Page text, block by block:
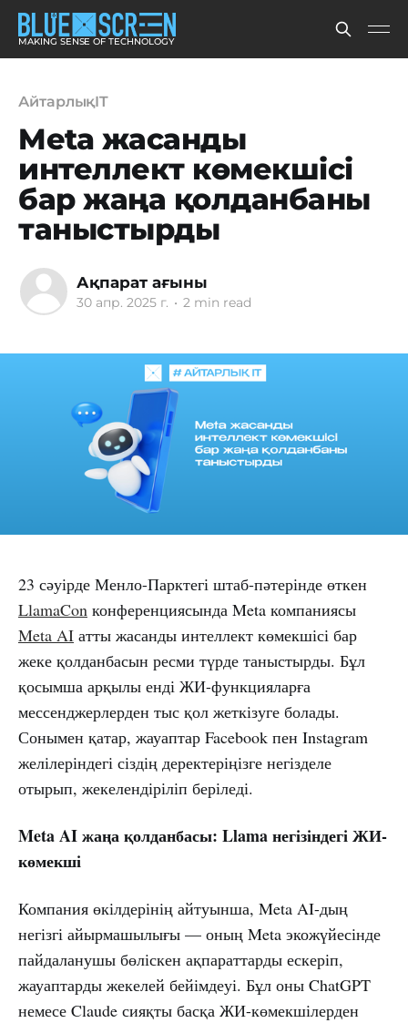
MAKING SENSE OF TECHNOLOGY
АйтарлықIT
Meta жасанды
интеллект көмекшісі
бар жаңа қолданбаны
таныстырды
Ақпарат ағыны
30 апр. 2025 г. • 2 min read
23 сәуірде Менло-Парктегі штаб-пәтерінде өткен
LlamaCon конференциясында Meta компаниясы
Meta AI атты жасанды интеллект көмекшісі бар
жеке қолданбасын ресми түрде таныстырды. Бұл
қосымша арқылы енді ЖИ-функцияларға
мессенджерлерден тыс қол жеткізуге болады.
Сонымен қатар, жауаптар Facebook пен Instagram
желілеріндегі сіздің деректеріңізге негізделе
отырып, жекелендіріліп беріледі.
Meta AI жаңа қолданбасы: Llama негізіндегі ЖИ-
көмекші
Компания өкілдерінің айтуынша, Meta AI-дың
негізгі айырмашылығы — оның Meta экожүйесінде
пайдаланушы бөліскен ақпараттарды ескеріп,
жауаптарды жекелей бейімдеуі. Бұл оны ChatGPT
немесе Claude сияқты басқа ЖИ-көмекшілерден